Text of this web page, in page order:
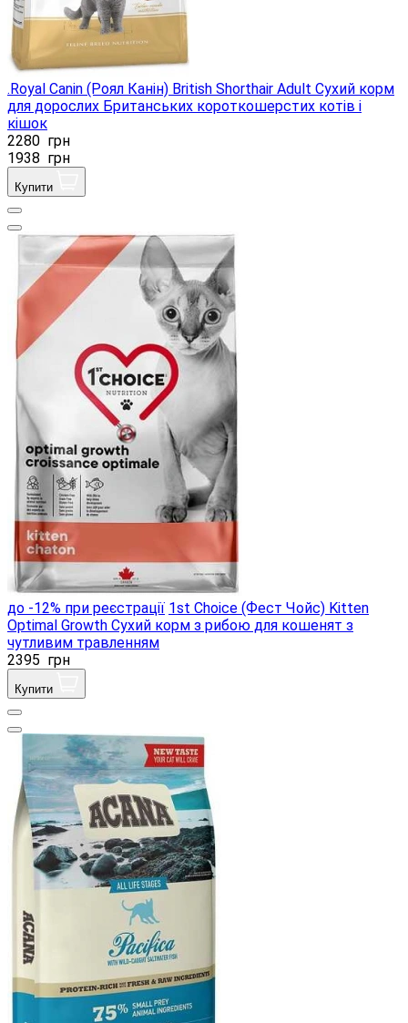
.Royal Canin (Роял Канін) British Shorthair Adult Сухий корм
для дорослих Британських короткошерстих котів і
кішок
2280 грн
1938 грн
Купити
до -12% при реєстрації 1st Choice (Фест Чойс) Kitten
Optimal Growth Сухий корм з рибою для кошенят з
чутливим травленням
2395 грн
Купити